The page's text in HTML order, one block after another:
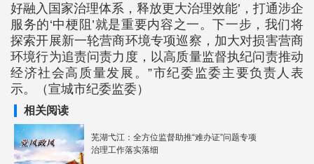
好融入国家治理体系，释放更大治理效能’，打通涉企
服务的‘中梗阻’就是重要内容之一。下一步，我们将
探索开展新一轮营商环境专项巡察，加大对损害营商
环境行为追责问责力度，以高质量监督执纪问责推动
经济社会高质量发展。”市纪委监委主要负责人表
示。（宣城市纪委监委）
相关阅读
芜湖弋江：全方位监督助推“难办证”问题专项
治理工作落实落细